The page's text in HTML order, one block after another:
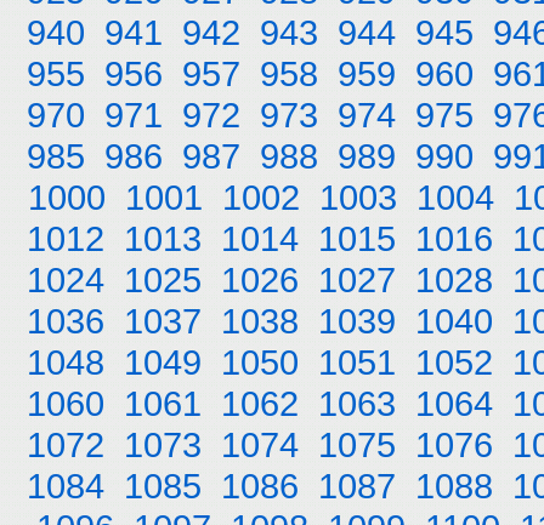
940 941 942 943 944 945
955 956 957 958 959 960
970 971 972 973 974 975
985 986 987 988 989 990
1000 1001 1002 1003 1004
1012 1013 1014 1015 1016
1024 1025 1026 1027 1028
1036 1037 1038 1039 1040
1048 1049 1050 1051 1052
1060 1061 1062 1063 1064
1072 1073 1074 1075 1076
1084 1085 1086 1087 1088